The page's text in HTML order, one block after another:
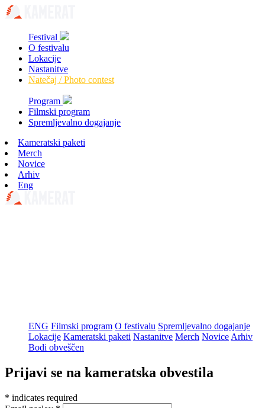
Festival
O festivalu
Lokacije
Nastanitve
Natečaj / Photo contest
Program
Filmski program
Spremljevalno dogajanje
Kameratski paketi
Merch
Novice
Arhiv
Eng
ENG Filmski program O festivalu Spremljevalno dogajanje
Lokacije Kameratski paketi Nastanitve Merch Novice Arhiv
Bodi obveščen
Prijavi se na kameratska obvestila
* indicates required